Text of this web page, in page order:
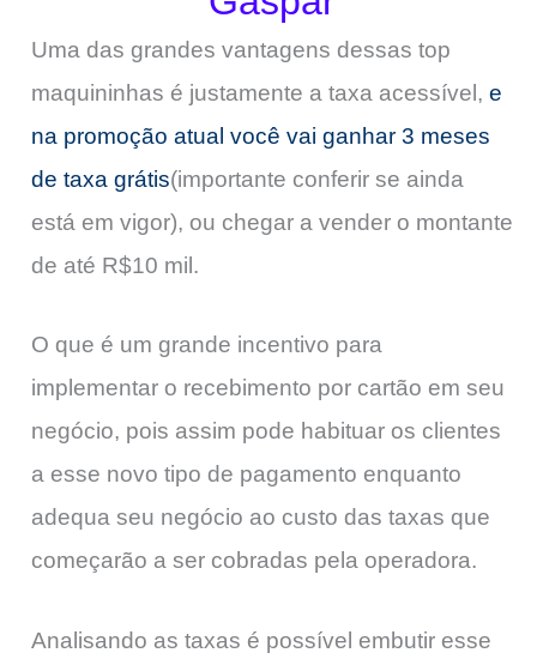
Uma das grandes vantagens dessas top
maquininhas é justamente a taxa acessível, e
na promoção atual você vai ganhar 3 meses
de taxa grátis(importante conferir se ainda
está em vigor), ou chegar a vender o montante
de até R$10 mil.
O que é um grande incentivo para
implementar o recebimento por cartão em seu
negócio, pois assim pode habituar os clientes
a esse novo tipo de pagamento enquanto
adequa seu negócio ao custo das taxas que
começarão a ser cobradas pela operadora.
Analisando as taxas é possível embutir esse